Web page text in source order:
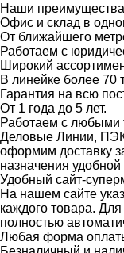
Наши
Офис и склад в
От ближайшего
Работаем с
Широкий
В линейке более 70
Гарантия на всю
От 1 года до 5 лет.
Работаем с любыми
Деловые Линии,
оформим доставку
назначения
Удобный сайт-
На нашем сайте
каждого товара.
полностью
Любая форма